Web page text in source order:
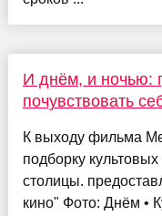
И днём, и ночью:
почувствовать
К выходу фильма
подборку
столицы.
кино" Фото: Днём •